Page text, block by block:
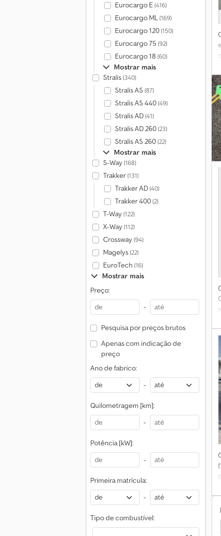
Eurocargo E(416)
Eurocargo ML(169)
Eurocargo 120(150)
Eurocargo 75 (92)
Eurocargo 18 (60)
Mostrar mais
Stralis(340)
Stralis AS (87)
Stralis AS 440(49)
Stralis AD(41)
Stralis AD 260(23)
Stralis AS 260(22)
Mostrar mais
S-Way(168)
Trakker(131)
Trakker AD(40)
Trakker 400(2)
T-Way(122)
X-Way(112)
Crossway(94)
Magelys(22)
EuroTech (16)
Mostrar mais
Preço:
-
Pesquisa por preços brutos
Apenas com indicação de
preço
Ano de fabrico:
-
Quilometragem [km]:
-
Potência [kW]:
-
Primeira matrícula:
-
Tipo de combustível:
Iveco Daily 35 Caravanas / Autocaravanas